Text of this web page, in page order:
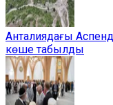
Анталиядағы
көше табылды